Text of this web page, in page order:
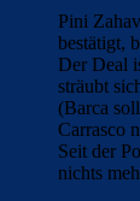
Pini
bestätigt,
Der Deal
sträubt
(Barca
Carrasco
Seit der
nichts